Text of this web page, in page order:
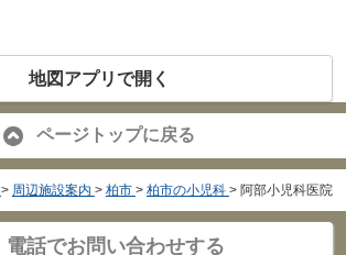
地図アプリで開く
ページトップに戻る
> 周辺施設案内 > 柏市 > 柏市の小児科 > 阿部小児科医院
電話でお問い合わせする